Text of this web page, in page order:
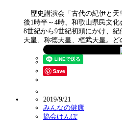
歴史講演会「古代の紀伊と天
後1時半～4時、和歌山県民文化
8世紀から9世紀初頭にかけ、
天皇、称徳天皇、桓武天皇。ど
Save
2019/9/21
みんなの健康
協会けんぽ